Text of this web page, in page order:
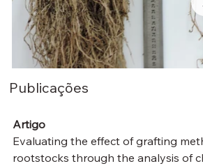
Publicações
Artigo
Evaluating the effect of grafting
rootstocks through the analysis of